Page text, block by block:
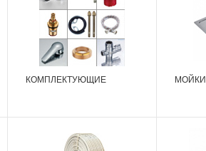
КОМПЛЕКТУЮЩИЕ МОЙКИ